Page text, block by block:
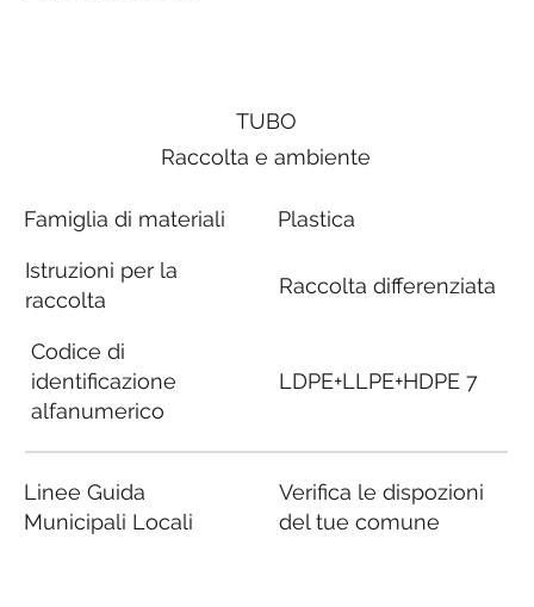
TUBO
Raccolta e ambiente
Famiglia di materiali
Istruzioni per la
raccolta
Codice di
identificazione
alfanumerico
Linee Guida
Municipali Locali
Plastica
Raccolta differenziata
LDPE+LLPE+HDPE 7
Verifica le dispozioni
del tue comune